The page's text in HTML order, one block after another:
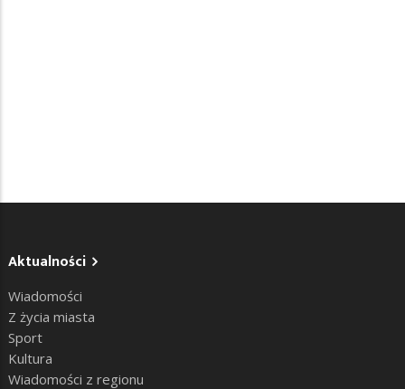
Aktualności
Wiadomości
Z życia miasta
Sport
Kultura
Wiadomości z regionu